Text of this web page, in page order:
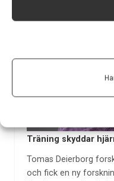
Träning skyddar
Tomas Deierborg
och fick en ny